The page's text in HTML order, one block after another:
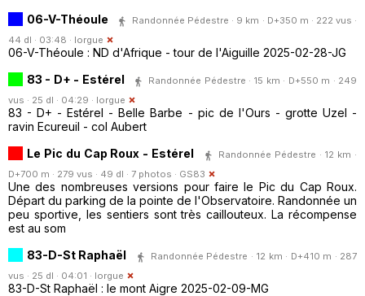
06-V-Théoule
Randonnée Pédestre · 9 km · D+350 m · 222 vus ·
44 dl · 03:48 · lorgue
06-V-Théoule : ND d'Afrique - tour de l'Aiguille 2025-02-28-JG
83 - D+ - Estérel
Randonnée Pédestre · 15 km · D+550 m · 249
vus · 25 dl · 04:29 · lorgue
83 - D+ - Estérel - Belle Barbe - pic de l'Ours - grotte Uzel -
ravin Ecureuil - col Aubert
Le Pic du Cap Roux - Estérel
Randonnée Pédestre · 12 km ·
D+700 m · 279 vus · 49 dl · 7 photos · GS83
Une des nombreuses versions pour faire le Pic du Cap Roux.
Départ du parking de la pointe de l'Observatoire. Randonnée un
peu sportive, les sentiers sont très caillouteux. La récompense
est au som
83-D-St Raphaël
Randonnée Pédestre · 12 km · D+410 m · 287
vus · 25 dl · 04:01 · lorgue
83-D-St Raphaël : le mont Aigre 2025-02-09-MG